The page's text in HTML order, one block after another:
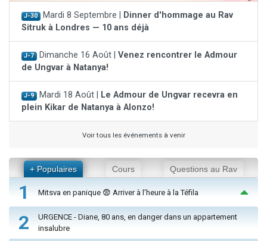
J-30 Mardi 8 Septembre |
Dinner d'hommage au Rav
Sitruk à Londres — 10 ans déjà
J-7 Dimanche 16 Août | Venez rencontrer le Admour
de Ungvar à Natanya!
J-9 Mardi 18 Août |
Le Admour de Ungvar recevra en
plein Kikar de Natanya à Alonzo!
Voir tous les événements à venir
+ Populaires Cours Questions au Rav
1 Mitsva en panique 😨 Arriver à l'heure à la Téfila
2
URGENCE - Diane, 80 ans, en danger dans un appartement
insalubre